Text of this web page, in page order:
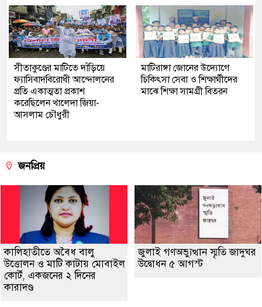
সীতাকুণ্ডের মাটিতে দাঁড়িয়ে
ফ্যাসিবাদবিরোধী আন্দোলনের
প্রতি একাত্মতা প্রকাশ
করেছিলেন খালেদা জিয়া-
আসলাম চৌধুরী
মাটিরাঙ্গা জোনের উদ্যোগে
চিকিৎসা সেবা ও শিক্ষার্থীদের
মাঝে শিক্ষা সামগ্রী বিতরন
জনপ্রিয়
কালিহাতীতে অবৈধ বালু
উত্তোলন ও মাটি কাটায় মোবাইল
কোর্ট, একজনের ২ দিনের
কারাদণ্ড
জুলাই গণঅভ্যুত্থান স্মৃতি জাদুঘর
উদ্বোধন ৫ আগস্ট